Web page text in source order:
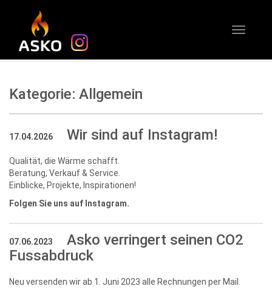
Toggle
Instagram
Kategorie: Allgemein
17.04.2026 Wir sind auf Instagram!
Qualität, die Wärme schafft.
Beratung, Verkauf & Service.
Einblicke, Projekte, Inspirationen!
Folgen Sie uns auf Instagram.
07.06.2023
Asko verringert seinen CO2
Fussabdruck
Neu versenden wir ab 1. Juni 2023 alle Rechnungen per Mail.